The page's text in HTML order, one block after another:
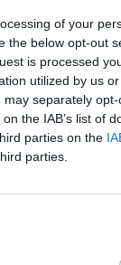
of your
the below opt-out
is processed
utilized by us
separately
the IAB’s list of
parties on the
parties.
il Santo di
di Alessandria
platea così
e supporta